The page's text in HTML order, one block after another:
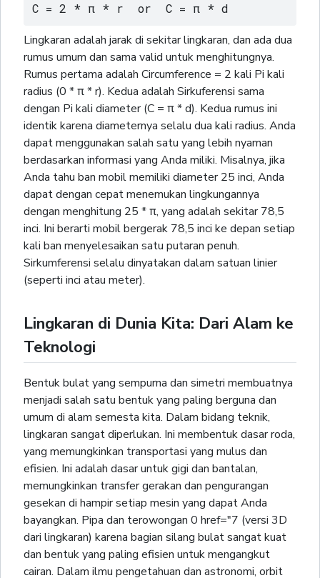
C = 2 * π * r  or  C = π * d
Lingkaran adalah jarak di sekitar lingkaran, dan ada dua
rumus umum dan sama valid untuk menghitungnya.
Rumus pertama adalah Circumference = 2 kali Pi kali
radius (0 * π * r). Kedua adalah Sirkuferensi sama
dengan Pi kali diameter (C = π * d). Kedua rumus ini
identik karena diameternya selalu dua kali radius. Anda
dapat menggunakan salah satu yang lebih nyaman
berdasarkan informasi yang Anda miliki. Misalnya, jika
Anda tahu ban mobil memiliki diameter 25 inci, Anda
dapat dengan cepat menemukan lingkungannya
dengan menghitung 25 * π, yang adalah sekitar 78,5
inci. Ini berarti mobil bergerak 78,5 inci ke depan setiap
kali ban menyelesaikan satu putaran penuh.
Sirkumferensi selalu dinyatakan dalam satuan linier
(seperti inci atau meter).
Lingkaran di Dunia Kita: Dari Alam ke
Teknologi
Bentuk bulat yang sempurna dan simetri membuatnya
menjadi salah satu bentuk yang paling berguna dan
umum di alam semesta kita. Dalam bidang teknik,
lingkaran sangat diperlukan. Ini membentuk dasar roda,
yang memungkinkan transportasi yang mulus dan
efisien. Ini adalah dasar untuk gigi dan bantalan,
memungkinkan transfer gerakan dan pengurangan
gesekan di hampir setiap mesin yang dapat Anda
bayangkan. Pipa dan terowongan 0 href="7 (versi 3D
dari lingkaran) karena bagian silang bulat sangat kuat
dan bentuk yang paling efisien untuk mengangkut
cairan. Dalam ilmu pengetahuan dan astronomi, orbit